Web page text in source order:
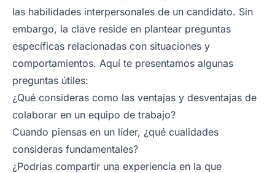
las habilidades interpersonales de un candidato. Sin
embargo, la clave reside en plantear preguntas
específicas relacionadas con situaciones y
comportamientos. Aquí te presentamos algunas
preguntas útiles:
¿Qué consideras como las ventajas y desventajas de
colaborar en un equipo de trabajo?
Cuando piensas en un líder, ¿qué cualidades
consideras fundamentales?
¿Podrías compartir una experiencia en la que